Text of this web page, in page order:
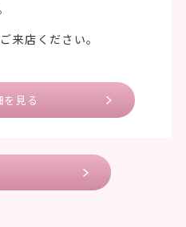
来店ください。
見る